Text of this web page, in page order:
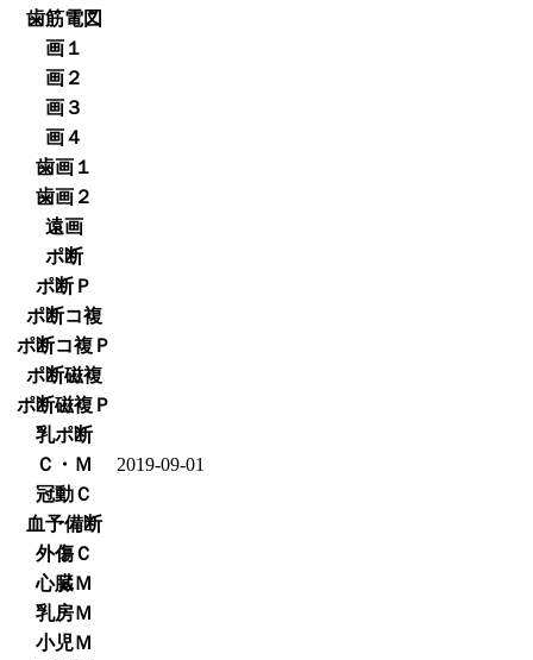
歯筋電図
画１
画２
画３
画４
歯画１
歯画２
遠画
ポ断
ポ断Ｐ
ポ断コ複
ポ断コ複Ｐ
ポ断磁複
ポ断磁複Ｐ
乳ポ断
Ｃ・Ｍ
2019-09-01
冠動Ｃ
血予備断
外傷Ｃ
心臓Ｍ
乳房Ｍ
小児Ｍ